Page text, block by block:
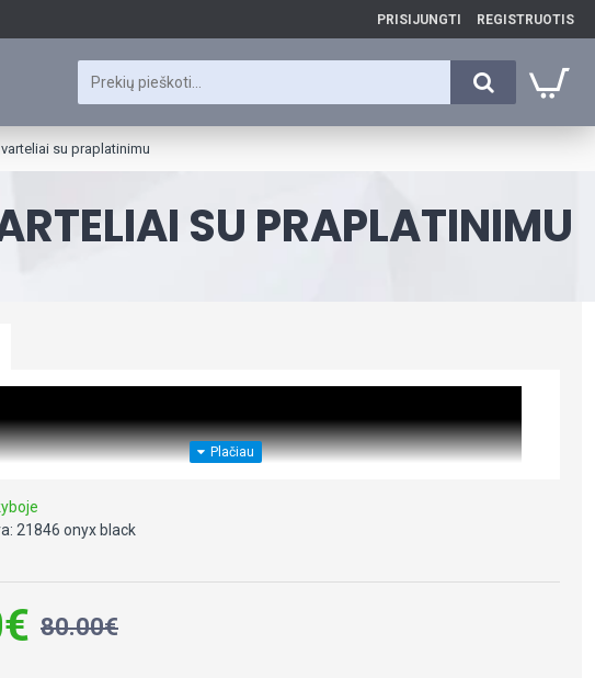
PRISIJUNGTI REGISTRUOTIS
su praplatinimu
SU PRAPLATINIMU
21846 onyx black
80.00€